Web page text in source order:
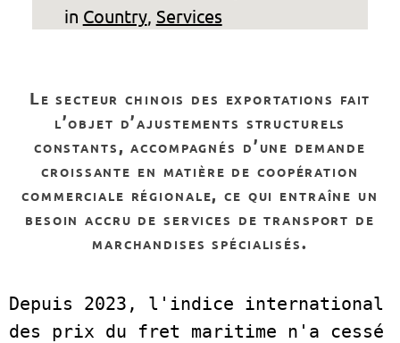
in Country, Services
le secteur chinois des exportations fait
l’objet d’ajustements structurels
constants, accompagnés d’une demande
croissante en matière de coopération
commerciale régionale, ce qui entraîne un
besoin accru de services de transport de
marchandises spécialisés.
Depuis 2023, l'indice international
des prix du fret maritime n'a cessé